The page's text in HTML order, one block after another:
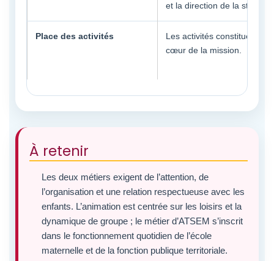
et la direction de la
Place des activités
Les activités constituent le
cœur de la mission.
À retenir
Les deux métiers exigent de l’attention, de
l’organisation et une relation respectueuse avec les
enfants. L’animation est centrée sur les loisirs et la
dynamique de groupe ; le métier d’ATSEM s’inscrit
dans le fonctionnement quotidien de l’école
maternelle et de la fonction publique territoriale.